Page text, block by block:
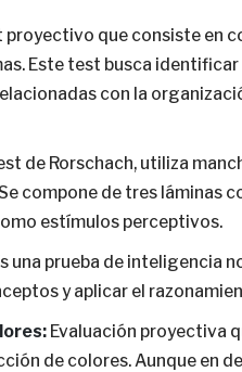
proyectivo que consiste en
Este test busca
con la
de Rorschach, utiliza
compone de tres láminas
estímulos perceptivos.
una prueba de inteligencia
y aplicar el
Evaluación proyectiva
de colores. Aunque en